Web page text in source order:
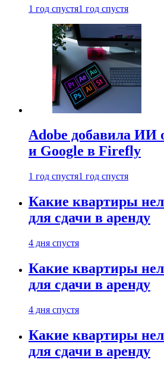
1 год спустя1 год спустя
Adobe добавила ИИ
и Google в Firefly
1 год спустя1 год спустя
Какие квартиры
для сдачи в аренду
4 дня спустя
Какие квартиры
для сдачи в аренду
4 дня спустя
Какие квартиры
для сдачи в аренду